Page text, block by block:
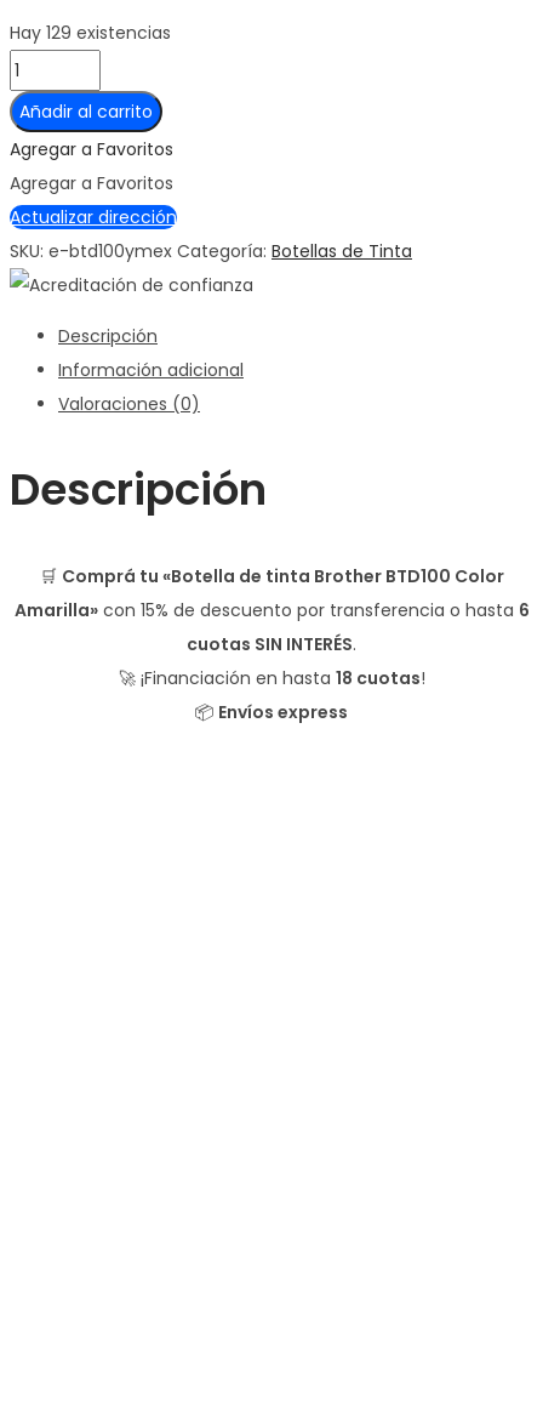
Hay 129 existencias
Botella
de
tinta
Brother
BTD100
Color
Amarilla
Añadir al carrito
Agregar a Favoritos
Agregar a Favoritos
Actualizar dirección
SKU: e-btd100ymex Categoría: Botellas de Tinta
Descripción
Información adicional
Valoraciones (0)
Descripción
🛒 Comprá tu «Botella de tinta Brother BTD100 Color
Amarilla»con 15% de descuento por transferencia o hasta 6
cuotas SIN INTERÉS.
🚀 ¡Financiación en hasta 18 cuotas!
📦 Envíos express